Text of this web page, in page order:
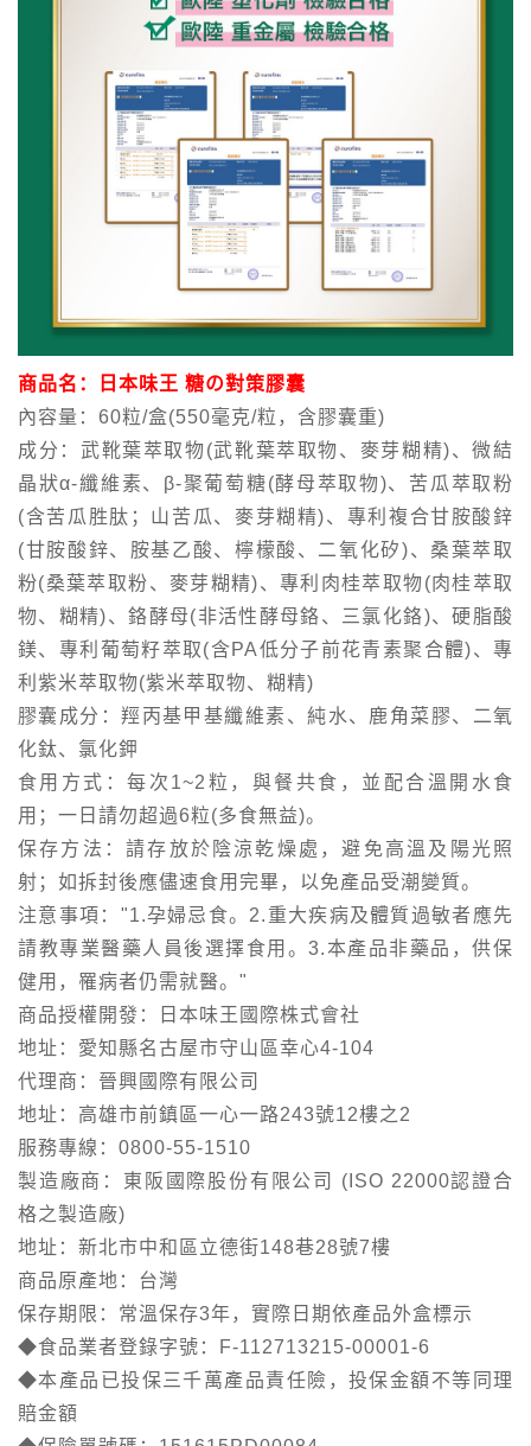
商品名：日本味王 糖の對策膠囊
內容量：60粒/盒(550毫克/粒，含膠囊重)
成分：武靴葉萃取物(武靴葉萃取物、麥芽糊精)、微結
晶狀α-纖維素、β-聚葡萄糖(酵母萃取物)、苦瓜萃取粉
(含苦瓜胜肽；山苦瓜、麥芽糊精)、專利複合甘胺酸鋅
(甘胺酸鋅、胺基乙酸、檸檬酸、二氧化矽)、桑葉萃取
粉(桑葉萃取粉、麥芽糊精)、專利肉桂萃取物(肉桂萃取
物、糊精)、鉻酵母(非活性酵母鉻、三氯化鉻)、硬脂酸
鎂、專利葡萄籽萃取(含PA低分子前花青素聚合體)、專
利紫米萃取物(紫米萃取物、糊精)
膠囊成分：羥丙基甲基纖維素、純水、鹿角菜膠、二氧
化鈦、氯化鉀
食用方式：每次1~2粒，與餐共食，並配合溫開水食
用；一日請勿超過6粒(多食無益)。
保存方法：請存放於陰涼乾燥處，避免高溫及陽光照
射；如拆封後應儘速食用完畢，以免產品受潮變質。
注意事項："1.孕婦忌食。2.重大疾病及體質過敏者應先
請教專業醫藥人員後選擇食用。3.本產品非藥品，供保
健用，罹病者仍需就醫。"
商品授權開發：日本味王國際株式會社
地址：愛知縣名古屋市守山區幸心4-104
代理商：晉興國際有限公司
地址：高雄市前鎮區一心一路243號12樓之2
服務專線：0800-55-1510
製造廠商：東阪國際股份有限公司 (ISO 22000認證合
格之製造廠)
地址：新北市中和區立德街148巷28號7樓
商品原產地：台灣
保存期限：常溫保存3年，實際日期依產品外盒標示
◆食品業者登錄字號：F-112713215-00001-6
◆本產品已投保三千萬產品責任險，投保金額不等同理
賠金額